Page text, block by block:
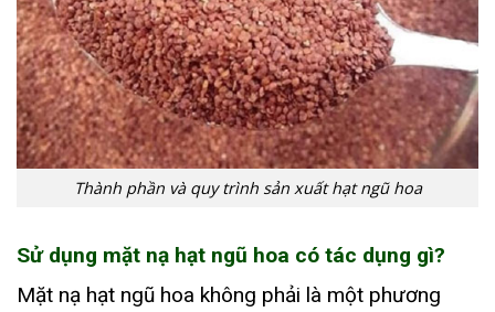
Thành phần và quy trình sản xuất hạt ngũ hoa
Sử dụng mặt nạ hạt ngũ hoa có tác dụng gì?
Mặt nạ hạt ngũ hoa không phải là một phương